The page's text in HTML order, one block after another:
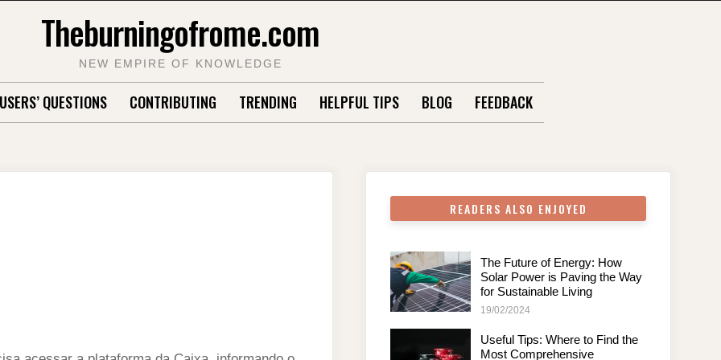
Theburningofrome.com
NEW EMPIRE OF KNOWLEDGE
USERS’ QUESTIONS CONTRIBUTING TRENDING HELPFUL TIPS BLOG FEEDBACK
READERS ALSO ENJOYED
The Future of Energy: How
Solar Power is Paving the Way
for Sustainable Living
19/02/2024
Useful Tips: Where to Find the
Most Comprehensive